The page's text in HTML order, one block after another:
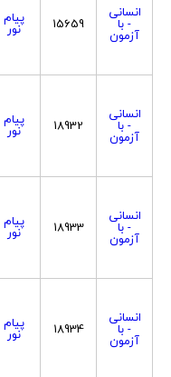
انسانی
- با
آزمون
15659 پیام
نور
انسانی
- با
آزمون
18932 پیام
نور
انسانی
- با
آزمون
18933 پیام
نور
انسانی
- با
آزمون
18934 پیام
نور